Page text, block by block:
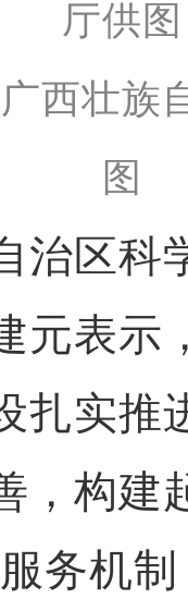
西壮族
图
区科
元表示
扎实推
，构建
务机